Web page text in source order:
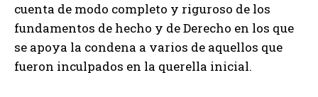
cuenta de modo completo y riguroso de los
fundamentos de hecho y de Derecho en los que
se apoya la condena a varios de aquellos que
fueron inculpados en la querella inicial.